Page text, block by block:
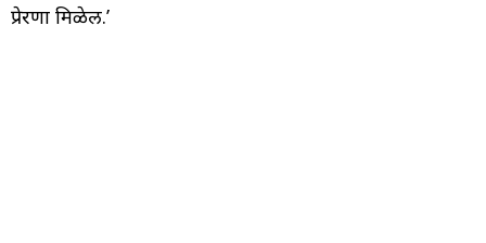
प्रेरणा मिळेल.’